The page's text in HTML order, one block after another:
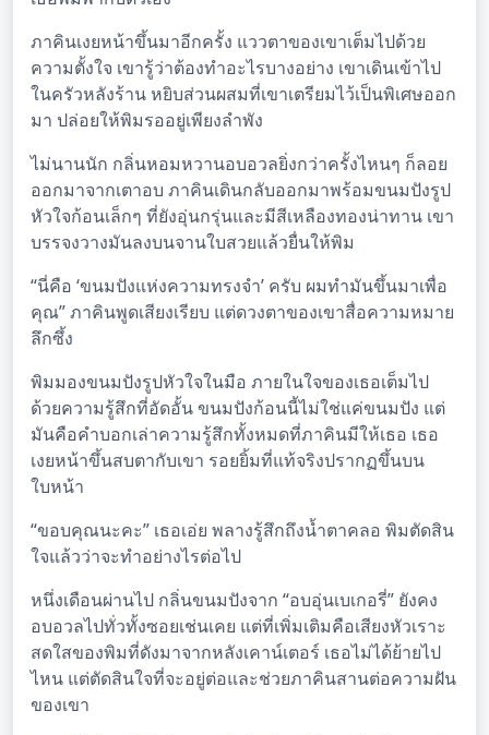
ภาคินเงยหน้าขึ้นมาอีกครั้ง แววตาของเขาเต็มไปด้วย
ความตั้งใจ เขารู้ว่าต้องทำอะไรบางอย่าง เขาเดินเข้าไป
ในครัวหลังร้าน หยิบส่วนผสมที่เขาเตรียมไว้เป็นพิเศษออก
มา ปล่อยให้พิมรออยู่เพียงลำพัง
ไม่นานนัก กลิ่นหอมหวานอบอวลยิ่งกว่าครั้งไหนๆ ก็ลอย
ออกมาจากเตาอบ ภาคินเดินกลับออกมาพร้อมขนมปังรูป
หัวใจก้อนเล็กๆ ที่ยังอุ่นกรุ่นและมีสีเหลืองทองน่าทาน เขา
บรรจงวางมันลงบนจานใบสวยแล้วยื่นให้พิม
“นี่คือ ‘ขนมปังแห่งความทรงจำ’ ครับ ผมทำมันขึ้นมาเพื่อ
คุณ” ภาคินพูดเสียงเรียบ แต่ดวงตาของเขาสื่อความหมาย
ลึกซึ้ง
พิมมองขนมปังรูปหัวใจในมือ ภายในใจของเธอเต็มไป
ด้วยความรู้สึกที่อัดอั้น ขนมปังก้อนนี้ไม่ใช่แค่ขนมปัง แต่
มันคือคำบอกเล่าความรู้สึกทั้งหมดที่ภาคินมีให้เธอ เธอ
เงยหน้าขึ้นสบตากับเขา รอยยิ้มที่แท้จริงปรากฏขึ้นบน
ใบหน้า
“ขอบคุณนะคะ” เธอเอ่ย พลางรู้สึกถึงน้ำตาคลอ พิมตัดสิน
ใจแล้วว่าจะทำอย่างไรต่อไป
หนึ่งเดือนผ่านไป กลิ่นขนมปังจาก “อบอุ่นเบเกอรี่” ยังคง
อบอวลไปทั่วทั้งซอยเช่นเคย แต่ที่เพิ่มเติมคือเสียงหัวเราะ
สดใสของพิมที่ดังมาจากหลังเคาน์เตอร์ เธอไม่ได้ย้ายไป
ไหน แต่ตัดสินใจที่จะอยู่ต่อและช่วยภาคินสานต่อความฝัน
ของเขา